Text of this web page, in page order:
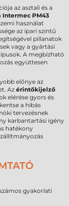
az asztali és a
Intermec PM43
használat
az ipari szintű
pillanatok
vagy a gyártási
A megbízható
együttesen
előnye az
Az érintőkijelző
elérése gyors és
a hibás
tervezésnek
karbantartási igény
hatékony
gyakorlati